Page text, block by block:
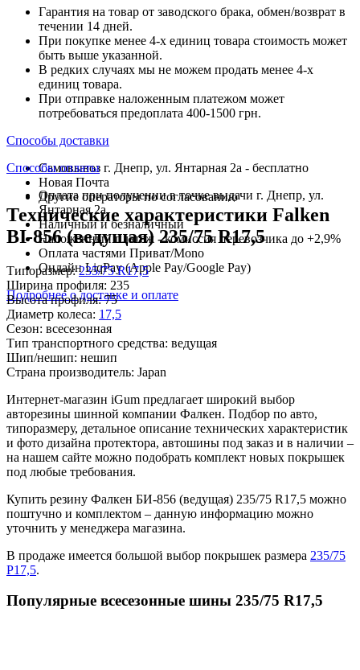
Гарантия на товар от заводского брака, обмен/возврат в
течении 14 дней.
При покупке менее 4-х единиц товара стоимость может
быть выше указанной.
В редких случаях мы не можем продать менее 4-х
единиц товара.
При отправке наложенным платежом может
потребоваться предоплата 400-1500 грн.
Способы доставки
Самовывоз г. Днепр, ул. Янтарная 2а - бесплатно
Новая Почта
Другие операторы по согласованию
Способы оплаты
Оплата при получении в точке выдачи г. Днепр, ул.
Янтарная 2а
Наличный и безналичный
Наложенный платеж - комиссия перевозчика до +2,9%
Оплата частями Приват/Mono
Онлайн LiqPay (Apple Pay/Google Pay)
Подробнее о доставке и оплате
Технические характеристики Falken
BI-856 (ведущая) 235/75 R17,5
Типоразмер:235/75 R17,5
Ширина профиля: 235
Высота профиля:75
Диаметр колеса: 17,5
Сезон: всесезонная
Тип транспортного средства: ведущая
Шип/нешип: нешип
Страна производитель: Japan
Интернет-магазин iGum предлагает широкий выбор
авторезины шинной компании Фалкен. Подбор по авто,
типоразмеру, детальное описание технических характеристик
и фото дизайна протектора, автошины под заказ и в наличии –
на нашем сайте можно подобрать комплект новых покрышек
под любые требования.
Купить резину Фалкен БИ-856 (ведущая) 235/75 R17,5 можно
поштучно и комплектом – данную информацию можно
уточнить у менеджера магазина.
В продаже имеется большой выбор покрышек размера 235/75
Р17,5.
Популярные всесезонные шины 235/75 R17,5